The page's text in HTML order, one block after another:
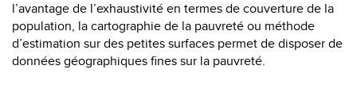
l’avantage de l’exhaustivité en termes de couverture de la
population, la cartographie de la pauvreté ou méthode
d’estimation sur des petites surfaces permet de disposer de
données géographiques fines sur la pauvreté.